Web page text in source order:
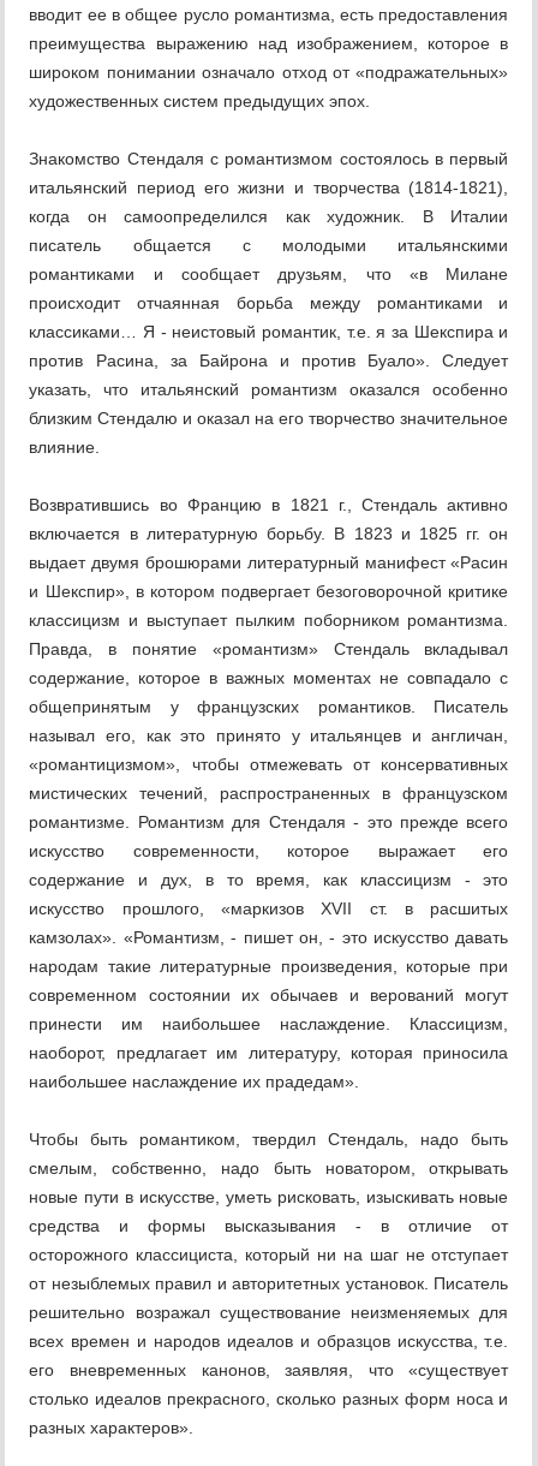
вводит ее в общее русло романтизма, есть предоставления
преимущества выражению над изображением, которое в
широком понимании означало отход от «подражательных»
художественных систем предыдущих эпох.
Знакомство Стендаля с романтизмом состоялось в первый
итальянский период его жизни и творчества (1814-1821),
когда он самоопределился как художник. В Италии
писатель общается с молодыми итальянскими
романтиками и сообщает друзьям, что «в Милане
происходит отчаянная борьба между романтиками и
классиками… Я - неистовый романтик, т.е. я за Шекспира и
против Расина, за Байрона и против Буало». Следует
указать, что итальянский романтизм оказался особенно
близким Стендалю и оказал на его творчество значительное
влияние.
Возвратившись во Францию в 1821 г., Стендаль активно
включается в литературную борьбу. В 1823 и 1825 гг. он
выдает двумя брошюрами литературный манифест «Расин
и Шекспир», в котором подвергает безоговорочной критике
классицизм и выступает пылким поборником романтизма.
Правда, в понятие «романтизм» Стендаль вкладывал
содержание, которое в важных моментах не совпадало с
общепринятым у французских романтиков. Писатель
называл его, как это принято у итальянцев и англичан,
«романтицизмом», чтобы отмежевать от консервативных
мистических течений, распространенных в французском
романтизме. Романтизм для Стендаля - это прежде всего
искусство современности, которое выражает его
содержание и дух, в то время, как классицизм - это
искусство прошлого, «маркизов XVII ст. в расшитых
камзолах». «Романтизм, - пишет он, - это искусство давать
народам такие литературные произведения, которые при
современном состоянии их обычаев и верований могут
принести им наибольшее наслаждение. Классицизм,
наоборот, предлагает им литературу, которая приносила
наибольшее наслаждение их прадедам».
Чтобы быть романтиком, твердил Стендаль, надо быть
смелым, собственно, надо быть новатором, открывать
новые пути в искусстве, уметь рисковать, изыскивать новые
средства и формы высказывания - в отличие от
осторожного классициста, который ни на шаг не отступает
от незыблемых правил и авторитетных установок. Писатель
решительно возражал существование неизменяемых для
всех времен и народов идеалов и образцов искусства, т.е.
его вневременных канонов, заявляя, что «существует
столько идеалов прекрасного, сколько разных форм носа и
разных характеров».